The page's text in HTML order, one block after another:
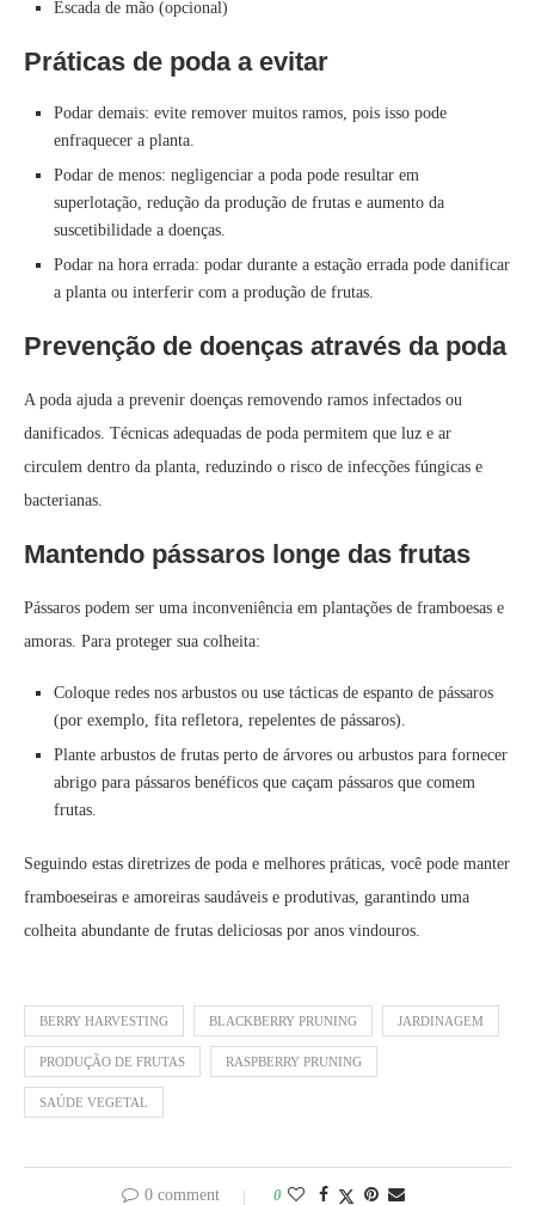
Escada de mão (opcional)
Práticas de poda a evitar
Podar demais: evite remover muitos ramos, pois isso pode
enfraquecer a planta.
Podar de menos: negligenciar a poda pode resultar em
superlotação, redução da produção de frutas e aumento da
suscetibilidade a doenças.
Podar na hora errada: podar durante a estação errada pode danificar
a planta ou interferir com a produção de frutas.
Prevenção de doenças através da poda
A poda ajuda a prevenir doenças removendo ramos infectados ou
danificados. Técnicas adequadas de poda permitem que luz e ar
circulem dentro da planta, reduzindo o risco de infecções fúngicas e
bacterianas.
Mantendo pássaros longe das frutas
Pássaros podem ser uma inconveniência em plantações de framboesas e
amoras. Para proteger sua colheita:
Coloque redes nos arbustos ou use tácticas de espanto de pássaros
(por exemplo, fita refletora, repelentes de pássaros).
Plante arbustos de frutas perto de árvores ou arbustos para fornecer
abrigo para pássaros benéficos que caçam pássaros que comem
frutas.
Seguindo estas diretrizes de poda e melhores práticas, você pode manter
framboeseiras e amoreiras saudáveis e produtivas, garantindo uma
colheita abundante de frutas deliciosas por anos vindouros.
BERRY HARVESTING BLACKBERRY PRUNING JARDINAGEM
PRODUÇÃO DE FRUTAS RASPBERRY PRUNING
SAÚDE VEGETAL
0 comment 0